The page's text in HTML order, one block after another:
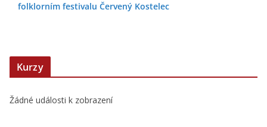
folklorním festivalu Červený Kostelec
Kurzy
Žádné události k zobrazení